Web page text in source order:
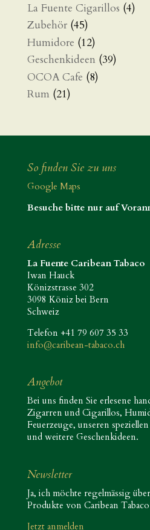
La Fuente Cigarillos (4)
Zubehör (45)
Humidore (12)
Geschenkideen (39)
OCOA Cafe (8)
Rum (21)
So finden Sie zu uns
Google Maps
Besuche bitte nur auf
Adresse
La Fuente Caribean Tabaco
Iwan Hauck
Könizstrasse 302
3098 Köniz bei Bern
Schweiz
Telefon +41 79 607 35 33
info@caribean-tabaco.ch
Angebot
Bei uns finden Sie erlesene
Zigarren und Cigarillos,
Feuerzeuge, unseren
und weitere Geschenkideen.
Newsletter
Ja, ich möchte regelmässig
Produkte von Caribean
Jetzt anmelden